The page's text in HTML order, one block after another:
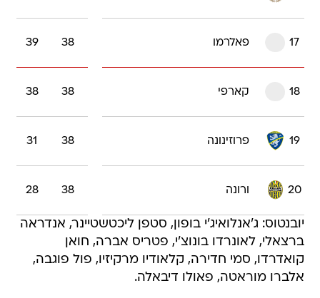
17 פאלרמו 38
39
18 קארפי 38
38
19 פרוזינונה 38
31
20 ורונה 38
28
יובנטוס: ג'אנלואיג'י בופון, סטפן ליכטשטיינר, אנדראה
ברצאלי, לאונרדו בונוצ'י, פטריס אברה, חואן
קואדרדו, סמי חדירה, קלאודיו מרקיזיו, פול פוגבה,
אלברו מוראטה, פאולו דיבאלה.